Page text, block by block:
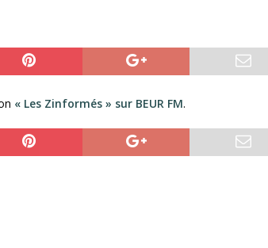
« Les Zinformés » sur BEUR FM.